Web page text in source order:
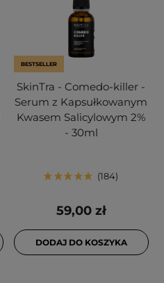
BESTSELLER
SkinTra - Comedo-killer -
Serum z Kapsułkowanym
Kwasem Salicylowym 2%
- 30ml
184
59,00 zł
DODAJ DO KOSZYKA